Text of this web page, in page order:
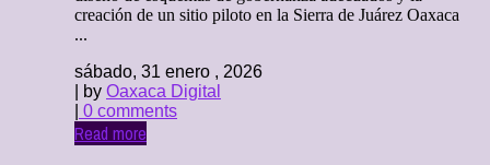
creación de un sitio piloto en la Sierra de Juárez Oaxaca
...
sábado, 31 enero , 2026
| by Oaxaca Digital
0 comments
Read more